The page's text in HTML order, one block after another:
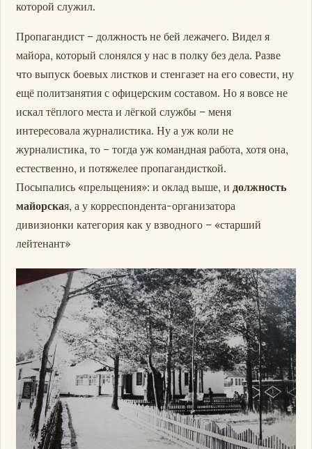
которой служил.
Пропагандист – должность не бей лежачего. Видел я
майора, который слонялся у нас в полку без дела. Разве
что выпуск боевых листков и стенгазет на его совести, ну
ещё политзанятия с офицерским составом. Но я вовсе не
искал тёплого места и лёгкой службы – меня
интересовала журналистика. Ну а уж коли не
журналистика, то – тогда уж командная работа, хотя она,
естественно, и потяжелее пропагандисткой.
Посыпались «прельщения»: и оклад выше, и должность
майорская, а у корреспондента-организатора
дивизионки категория как у взводного – «старший
лейтенант»